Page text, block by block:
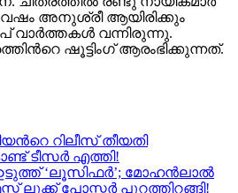
അനുശ്രീ ആയിരിക്കും
വന്നിരുന്നു.
ഷൂട്ടിംഗ് ആരംഭിക്കുന്നത്.
റിലീസ് തീയതി
ടീസർ എത്തി!
‘ലൂസിഫര്‍’; മോഹന്‍ലാല്‍
ലുക്ക്‌ പോസ്റ്റര്‍ പുറത്തിറങ്ങി!